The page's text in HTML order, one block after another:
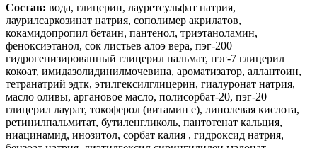
Состав: вода, глицерин, лауретсульфат натрия,
лаурилсаркозинат натрия, сополимер акрилатов,
кокамидопропил бетаин, пантенол, триэтаноламин,
феноксиэтанол, сок листьев алоэ вера, пэг-200
гидрогенизированный глицерил пальмат, пэг-7 глицерил
кокоат, имидазолидинилмочевина, ароматизатор, аллантоин,
тетранатрий эдтк, этилгексилглицерин, гиалуронат натрия,
масло оливы, аргановое масло, полисорбат-20, пэг-20
глицерил лаурат, токоферол (витамин е), линолевая кислота,
ретинилпальмитат, бутиленгликоль, пантотенат кальция,
ниацинамид, инозитол, сорбат калия , гидроксид натрия,